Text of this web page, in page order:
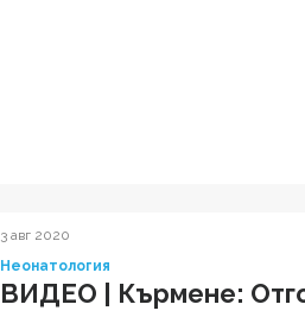
3 авг 2020
Неонатология
ВИДЕО | Кърмене: